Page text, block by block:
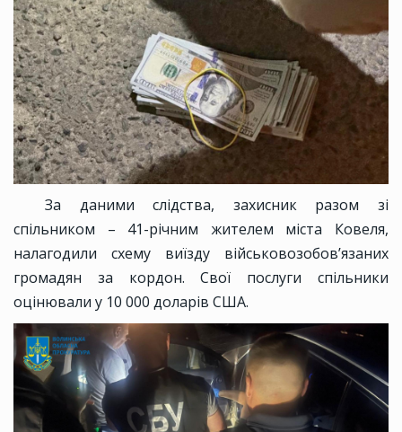
За даними слідства, захисник разом зі
спільником – 41-річним жителем міста Ковеля,
налагодили схему виїзду військовозобов’язаних
громадян за кордон. Свої послуги спільники
оцінювали у 10 000 доларів США.